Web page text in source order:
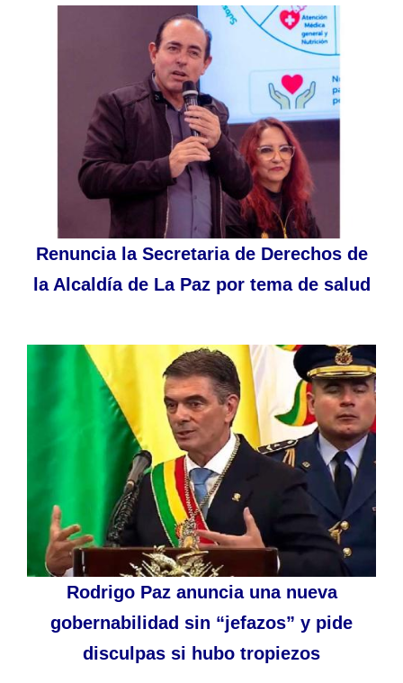
Renuncia la Secretaria de Derechos de
la Alcaldía de La Paz por tema de salud
Rodrigo Paz anuncia una nueva
gobernabilidad sin “jefazos” y pide
disculpas si hubo tropiezos